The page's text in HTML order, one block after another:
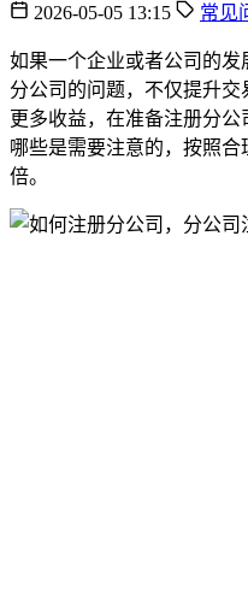
2026-05-05 13:15 常见
如果一个企业或者公司的
分公司的问题，不仅提升
更多收益，在准备注册分
哪些是需要注意的，按照
倍。